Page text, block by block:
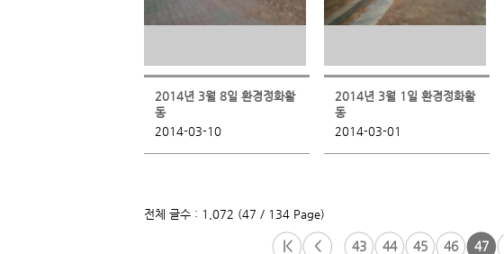
2014년 3월 8일 환경정화활
동
2014-03-10
2014년 3월 1일 환경정화활
동
2014-03-01
전체 글수 : 1,072 (47 / 134 Page)
|< < 43 44 45 46 47